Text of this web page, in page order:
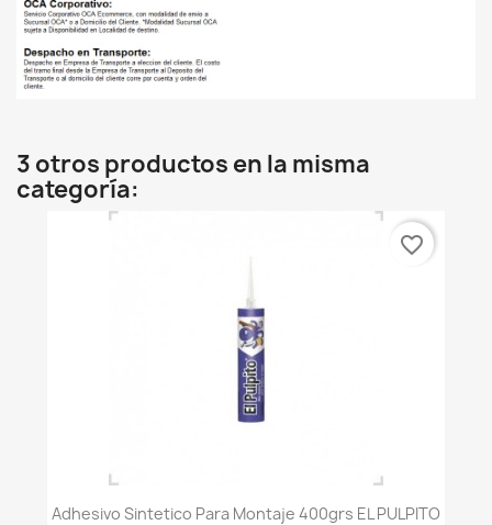
3 otros productos en la misma
categoría:
Adhesivo Sintetico Para Montaje 400grs EL PULPITO
favorite_border